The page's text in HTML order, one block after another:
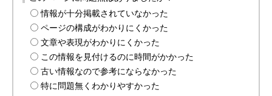
情報が十分掲載されていなかった
ページの構成がわかりにくかった
文章や表現がわかりにくかった
この情報を見付けるのに時間がかかった
古い情報なので参考にならなかった
特に問題無くわかりやすかった